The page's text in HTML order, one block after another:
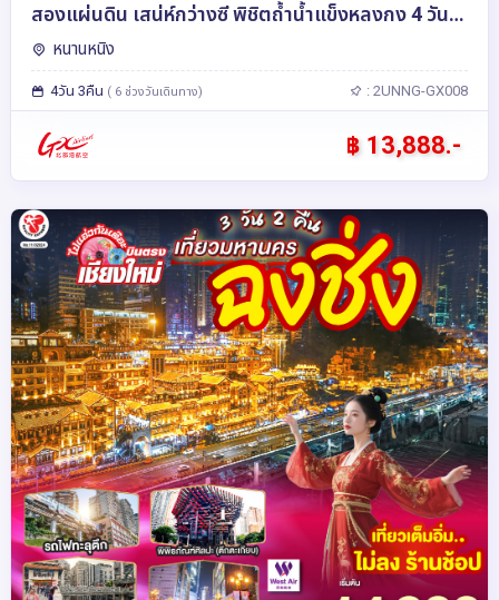
สองแผ่นดิน เสน่ห์กว่างซี พิชิตถ้ำน้ำแข็งหลงกง 4 วัน 3
คืน โดยสายการบิน Guangxi Beibu Gulf Airlines
(GX)
หนานหนิง
4วัน 3คืน ( 6 ช่วงวันเดินทาง) : 2UNNG-GX008
฿ 13,888.-